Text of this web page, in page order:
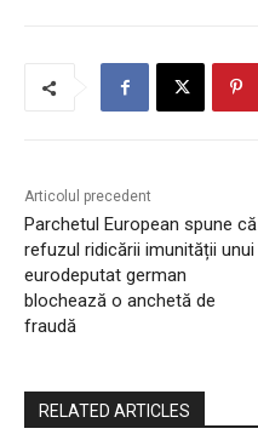
Articolul precedent
Parchetul European spune că
refuzul ridicării imunității unui
eurodeputat german
blochează o anchetă de
fraudă
RELATED ARTICLES